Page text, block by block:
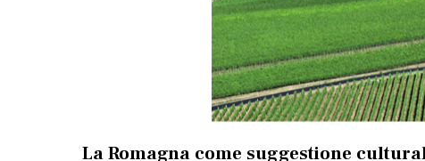
La Romagna come suggestione